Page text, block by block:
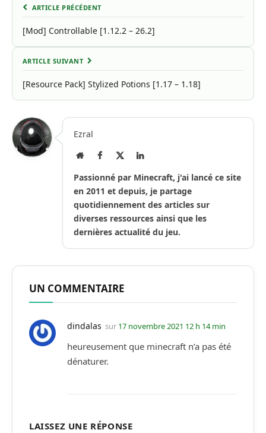
ARTICLE PRÉCÉDENT
[Mod] Controllable [1.12.2 – 26.2]
ARTICLE SUIVANT
[Resource Pack] Stylized Potions [1.17 – 1.18]
Ezral
Site
Facebook LinkedIn
Passionné par Minecraft, j'ai lancé ce site
en 2011 et depuis, je partage
quotidiennement des articles sur
diverses ressources ainsi que les
dernières actualité du jeu.
UN COMMENTAIRE
dindalas sur 17 novembre 2021 12 h 14 min
heureusement que minecraft n’a pas été
dénaturer.
LAISSEZ UNE RÉPONSE